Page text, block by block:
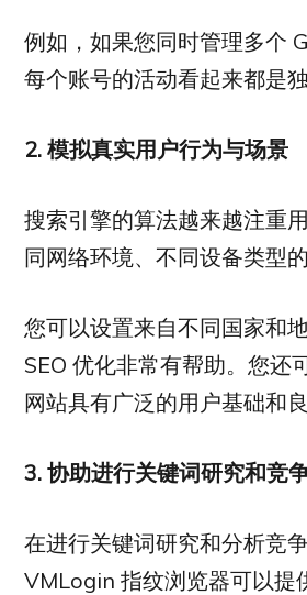
例如，如果您同时管理多个
每个账号的活动看起来都是
2. 模拟真实用户行为与场景
搜索引擎的算法越来越注重
同网络环境、不同设备类型
您可以设置来自不同国家和
SEO 优化非常有帮助。您还
网站具有广泛的用户基础和
3. 协助进行关键词研究和竞
在进行关键词研究和分析竞
VMLogin 指纹浏览器可以提